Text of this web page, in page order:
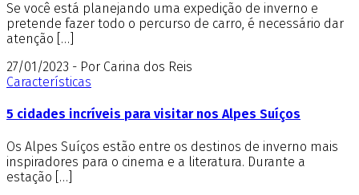
Se você está planejando uma expedição de inverno e
pretende fazer todo o percurso de carro, é necessário dar
atenção […]
27/01/2023 - Por Carina dos Reis
Características
5 cidades incríveis para visitar nos Alpes Suíços
Os Alpes Suíços estão entre os destinos de inverno mais
inspiradores para o cinema e a literatura. Durante a
estação […]